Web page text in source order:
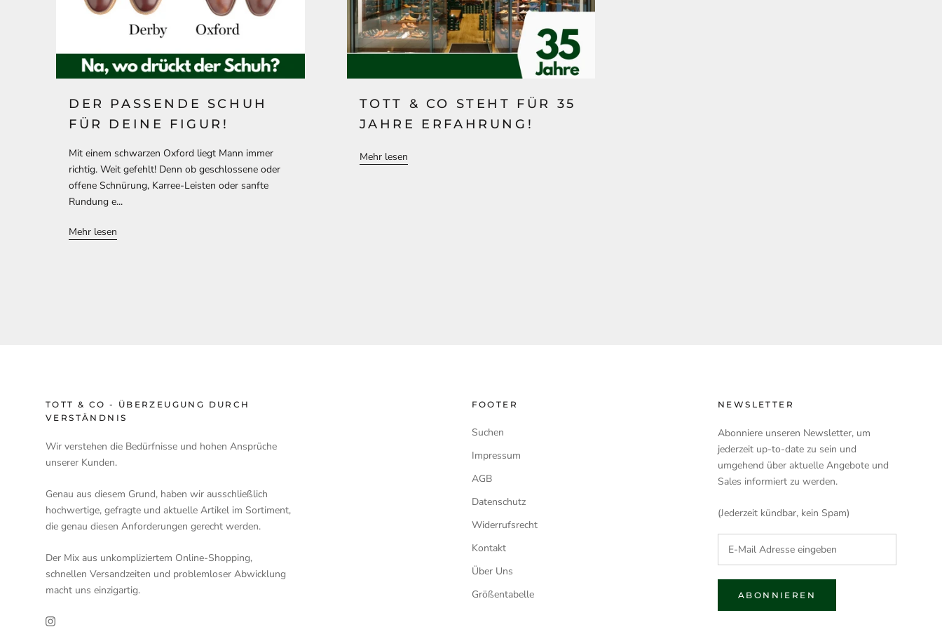
DER PASSENDE SCHUH
FÜR DEINE FIGUR!
Mit einem schwarzen Oxford liegt Mann immer
richtig. Weit gefehlt! Denn ob geschlossene oder
offene Schnürung, Karree-Leisten oder sanfte
Rundung e...
Mehr lesen
TOTT & CO STEHT FÜR 35
JAHRE ERFAHRUNG!
Mehr lesen
TOTT & CO - ÜBERZEUGUNG DURCH
VERSTÄNDNIS
Wir verstehen die Bedürfnisse und hohen Ansprüche
unserer Kunden.
Genau aus diesem Grund, haben wir ausschließlich
hochwertige, gefragte und aktuelle Artikel im Sortiment,
die genau diesen Anforderungen gerecht werden.
Der Mix aus unkompliziertem Online-Shopping,
schnellen Versandzeiten und problemloser Abwicklung
macht uns einzigartig.
FOOTER
Suchen
Impressum
AGB
Datenschutz
Widerrufsrecht
Kontakt
Über Uns
Größentabelle
NEWSLETTER
Abonniere unseren Newsletter, um
jederzeit up-to-date zu sein und
umgehend über aktuelle Angebote und
Sales informiert zu werden.
(Jederzeit kündbar, kein Spam)
ABONNIEREN